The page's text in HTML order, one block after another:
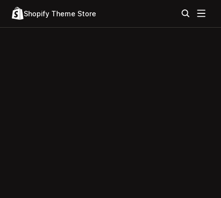
Shopify Theme Store